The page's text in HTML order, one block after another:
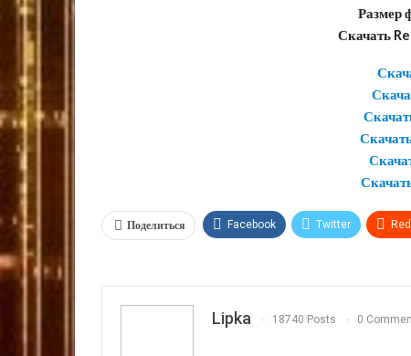
Размер
Скачать
Поделиться Facebook Twitter
Lipka 18740 Posts 0